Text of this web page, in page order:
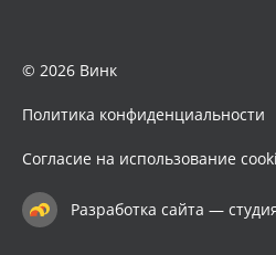
© 2026 Винк
Политика конфиденциальности
Согласие на использование
Разработка сайта —